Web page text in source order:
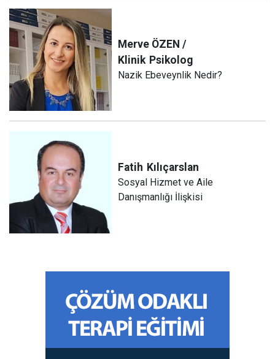
Merve ÖZEN /
Klinik Psikolog
Nazik Ebeveynlik Nedir?
Fatih Kılıçarslan
Sosyal Hizmet ve Aile
Danışmanlığı İlişkisi